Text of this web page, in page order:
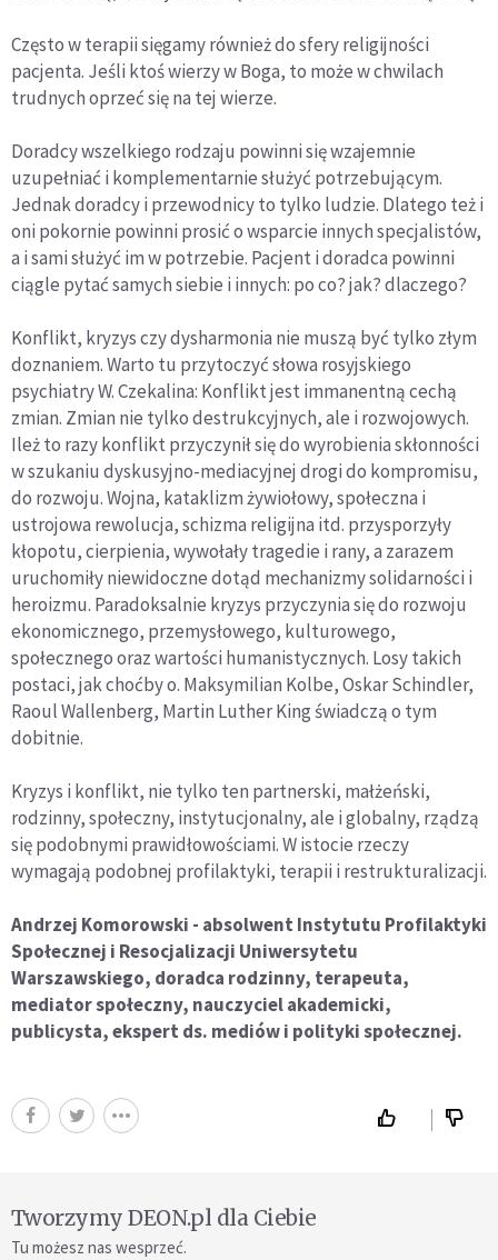
Często w terapii sięgamy również do sfery religijności
pacjenta. Jeśli ktoś wierzy w Boga, to może w chwilach
trudnych oprzeć się na tej wierze.
Doradcy wszelkiego rodzaju powinni się wzajemnie
uzupełniać i komplementarnie służyć potrzebującym.
Jednak doradcy i przewodnicy to tylko ludzie. Dlatego też i
oni pokornie powinni prosić o wsparcie innych specjalistów,
a i sami służyć im w potrzebie. Pacjent i doradca powinni
ciągle pytać samych siebie i innych: po co? jak? dlaczego?
Konflikt, kryzys czy dysharmonia nie muszą być tylko złym
doznaniem. Warto tu przytoczyć słowa rosyjskiego
psychiatry W. Czekalina: Konflikt jest immanentną cechą
zmian. Zmian nie tylko destrukcyjnych, ale i rozwojowych.
Ileż to razy konflikt przyczynił się do wyrobienia skłonności
w szukaniu dyskusyjno-mediacyjnej drogi do kompromisu,
do rozwoju. Wojna, kataklizm żywiołowy, społeczna i
ustrojowa rewolucja, schizma religijna itd. przysporzyły
kłopotu, cierpienia, wywołały tragedie i rany, a zarazem
uruchomiły niewidoczne dotąd mechanizmy solidarności i
heroizmu. Paradoksalnie kryzys przyczynia się do rozwoju
ekonomicznego, przemysłowego, kulturowego,
społecznego oraz wartości humanistycznych. Losy takich
postaci, jak choćby o. Maksymilian Kolbe, Oskar Schindler,
Raoul Wallenberg, Martin Luther King świadczą o tym
dobitnie.
Kryzys i konflikt, nie tylko ten partnerski, małżeński,
rodzinny, społeczny, instytucjonalny, ale i globalny, rządzą
się podobnymi prawidłowościami. W istocie rzeczy
wymagają podobnej profilaktyki, terapii i restrukturalizacji.
Andrzej Komorowski - absolwent Instytutu Profilaktyki
Społecznej i Resocjalizacji Uniwersytetu
Warszawskiego, doradca rodzinny, terapeuta,
mediator społeczny, nauczyciel akademicki,
publicysta, ekspert ds. mediów i polityki społecznej.
Tworzymy DEON.pl dla Ciebie
Tu możesz nas wesprzeć.